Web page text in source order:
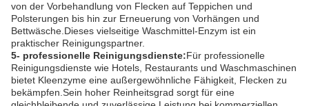
von der Vorbehandlung von Flecken auf Teppichen und
Polsterungen bis hin zur Erneuerung von Vorhängen und
Bettwäsche.Dieses vielseitige Waschmittel-Enzym ist ein
praktischer Reinigungspartner.
5- professionelle Reinigungsdienste:Für professionelle
Reinigungsdienste wie Hotels, Restaurants und Waschmaschinen
bietet Kleenzyme eine außergewöhnliche Fähigkeit, Flecken zu
bekämpfen.Sein hoher Reinheitsgrad sorgt für eine